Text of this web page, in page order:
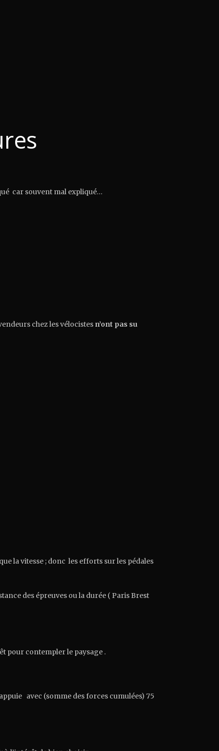
car souvent mal expliqué…
chez les vélocistes n’ont pas su
la vitesse ; donc les efforts sur les pédales
des épreuves ou la durée ( Paris Brest
pour contempler le paysage .
avec (somme des forces cumulées) 75